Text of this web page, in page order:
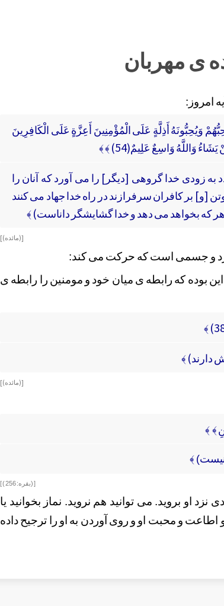
ی مهربان
امروز:
وَيُحِبُّونَهُ أَذِلَّةٍ عَلَى الْمُؤْمِنِينَ أَعِزَّةٍ عَلَى الْكَافِرِينَ
وَاللَّهُ وَاسِعٌ عَلِيمٌ(54) ﴾ ﴾
به زودى خدا گروهى [ديگر] را مى ‏آورد كه آنان را
[و] بر كافران سرفرازند در راه خدا جهاد مى كنند
كه بخواهد مى‏ دهد و خدا گشايشگر داناست) ﴾
[ (مائده) ]
و جسمی است که حرکت می کند:
بوده که رابطه ی میان خود و مومنین را رابطه ی
دارند) ﴾
[ (مائده) ]
﴾ ﴾
نیست) ﴾
[ (بقره: 256 ) ]
او بروید. می توانید هم نروید. نماز بخوانید یا
اطاعت و محبت او و روی آوردن به او را ترجیح داده